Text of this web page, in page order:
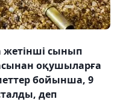
жетінші сынып
оқушыларға
бойынша, 9
деп